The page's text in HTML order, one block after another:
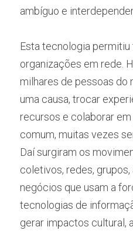
ambíguo e
Esta tecnologia
organizações em rede.
milhares de pessoas do
uma causa, trocar
recursos e colaborar
comum, muitas vezes
Daí surgiram os
coletivos, redes,
negócios que usam a
tecnologias de
gerar impactos cultural,